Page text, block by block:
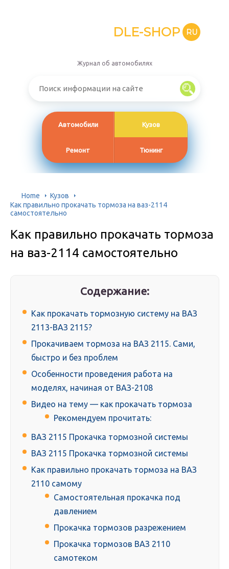
DLE-SHOP RU
Журнал об автомобилях
Автомобили Кузов
Ремонт Тюнинг
Home
Кузов
Как правильно прокачать тормоза на ваз-2114
самостоятельно
Как правильно прокачать тормоза
на ваз-2114 самостоятельно
Содержание:
Как прокачать тормозную систему на ВАЗ
2113-ВАЗ 2115?
Прокачиваем тормоза на ВАЗ 2115. Сами,
быстро и без проблем
Особенности проведения работа на
моделях, начиная от ВАЗ-2108
Видео на тему — как прокачать тормоза
Рекомендуем прочитать:
ВАЗ 2115 Прокачка тормозной системы
ВАЗ 2115 Прокачка тормозной системы
Как правильно прокачать тормоза на ВАЗ
2110 самому
Самостоятельная прокачка под
давлением
Прокачка тормозов разрежением
Прокачка тормозов ВАЗ 2110
самотеком